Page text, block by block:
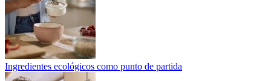
Ingredientes ecológicos como punto de partida